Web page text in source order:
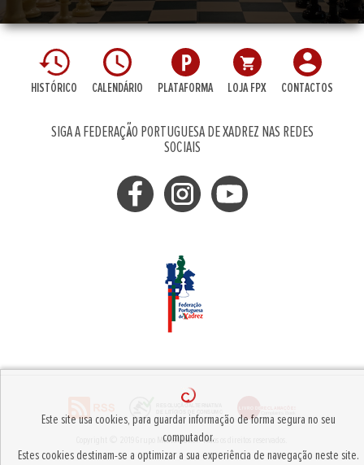
HISTÓRICO CALENDÁRIO PLATAFORMA LOJA FPX CONTACTOS
SIGA A FEDERAÇÃO PORTUGUESA DE XADREZ NAS REDES
SOCIAIS
Grupo MediaMaster.Todos os direitos reservados.
Este site usa cookies, para guardar informação de forma segura no seu
computador.
Estes cookies destinam-se a optimizar a sua experiência de navegação neste site.